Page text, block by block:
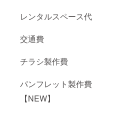
レンタルスペース代
交通費
チラシ製作費
パンフレット製作費
【NEW】